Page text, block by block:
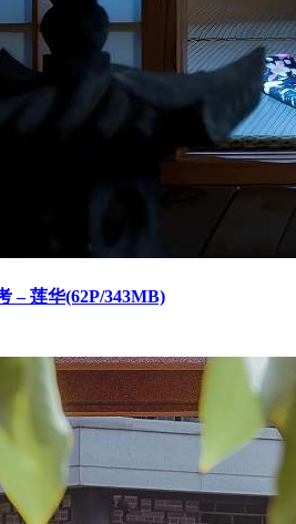
– 莲华(62P/343MB)